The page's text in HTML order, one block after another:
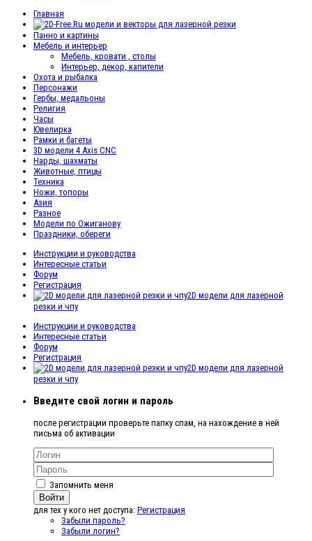
Главная
Панно и картины
Мебель и интерьер
Мебель, кровати , столы
Интерьер, декор, капители
Охота и рыбалка
Персонажи
Гербы, медальоны
Религия
Часы
Ювелирка
Рамки и багеты
3D модели 4 Axis CNC
Нарды, шахматы
Животные, птицы
Техника
Ножи, топоры
Азия
Разное
Модели по Ожиганову
Праздники, обереги
Инструкции и руководства
Интересные статьи
Форум
Регистрация
2D модели для лазерной
резки и чпу
Инструкции и руководства
Интересные статьи
Форум
Регистрация
2D модели для лазерной
резки и чпу
Введите свой логин и пароль
после регистрации проверьте папку спам, на нахождение в ней
письма об активации
Запомнить меня
Войти
для тех у кого нет доступа: Регистрация
Забыли пароль?
Забыли логин?